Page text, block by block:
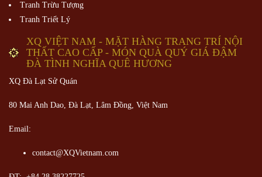
Tranh Trừu Tượng
Tranh Triết Lý
XQ VIỆT NAM - MẶT HÀNG TRANG TRÍ NỘI
THẤT CAO CẤP - MÓN QUÀ QUÝ GIÁ ĐẬM
ĐÀ TÌNH NGHĨA QUÊ HƯƠNG
XQ Đà Lạt Sử Quán
80 Mai Anh Dao, Đà Lạt, Lâm Đồng, Việt Nam
Email:
contact@XQVietnam.com